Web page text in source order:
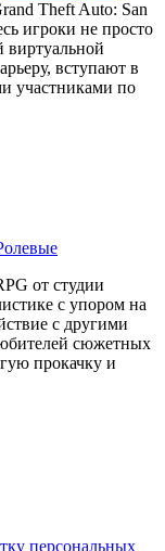
Theft Auto: San
игроки не просто
вступают в
участниками по
от студии
с упором на
с другими
сюжетных
прокачку и
персональных